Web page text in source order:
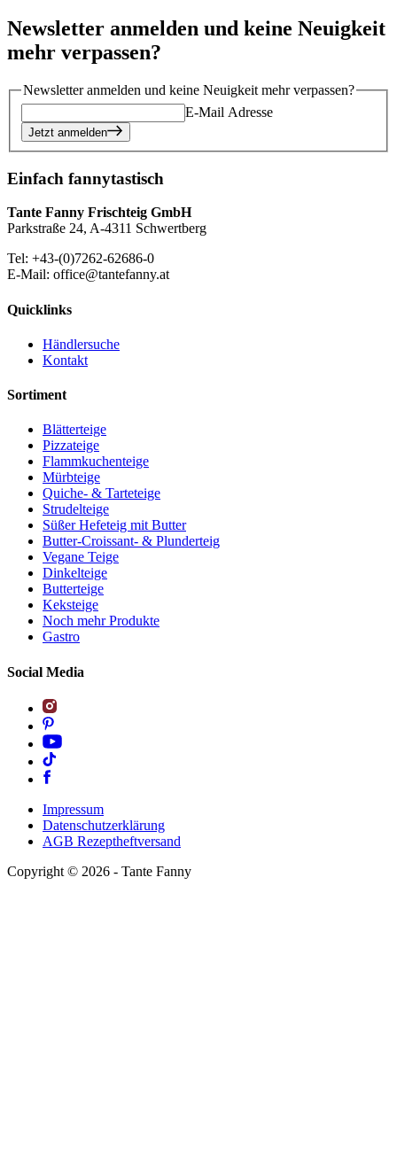
Newsletter anmelden und keine Neuigkeit
mehr verpassen?
Newsletter anmelden und keine Neuigkeit mehr verpassen?
E-Mail Adresse
Jetzt anmelden
Einfach fannytastisch
Tante Fanny Frischteig GmbH
Parkstraße 24, A-4311 Schwertberg
Tel: +43-(0)7262-62686-0
E-Mail: office@tantefanny.at
Quicklinks
Händlersuche
Kontakt
Sortiment
Blätterteige
Pizzateige
Flammkuchenteige
Mürbteige
Quiche- & Tarteteige
Strudelteige
Süßer Hefeteig mit Butter
Butter-Croissant- & Plunderteig
Vegane Teige
Dinkelteige
Butterteige
Keksteige
Noch mehr Produkte
Gastro
Social Media
Impressum
Datenschutzerklärung
AGB Rezeptheftversand
Copyright © 2026 - Tante Fanny